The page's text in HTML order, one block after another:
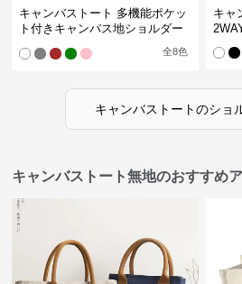
キャンバストート 多機能ポケッ
ト付きキャンバス地ショルダー
全8色
キャ
キャンバストートのショ
キャンバストート無地のおすすめ